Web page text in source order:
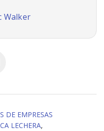
Walker
DE EMPRESAS
LECHERA,